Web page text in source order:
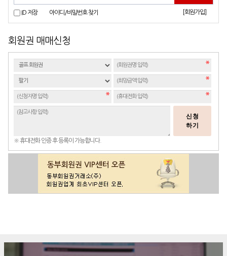
ID 저장 아이디/비밀번호 찾기 [회원가입]
회원권 매매신청
신청
하기
※ 휴대전화 인증 후 등록이 가능합니다.
구매문의 상담신청